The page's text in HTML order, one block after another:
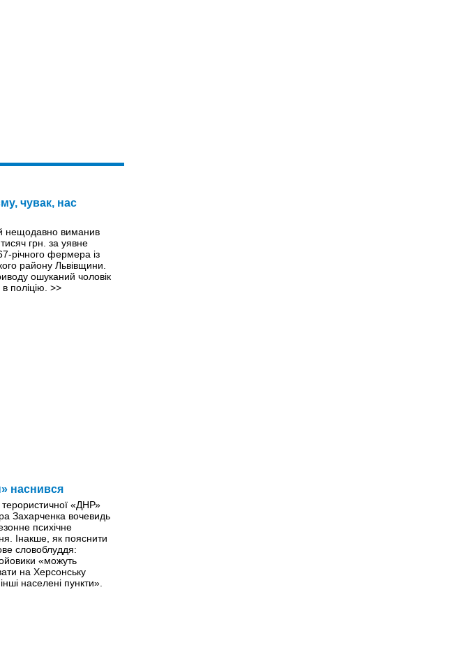
чувак, нас
нещодавно виманив
грн. за уявне
річного фермера із
району Львівщини.
ошуканий чоловік
поліцію. >>
наснився
«ДНР»
Захарченка вочевидь
психічне
Інакше, як пояснити
словоблуддя:
«можуть
на Херсонську
населені пункти».